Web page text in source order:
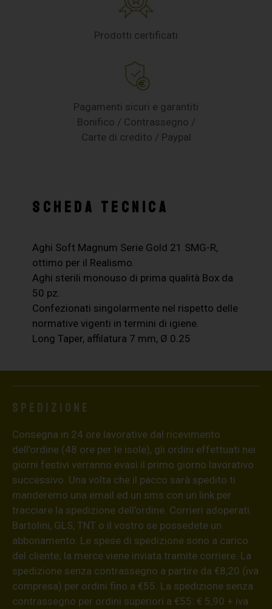
Prodotti certificati
Pagamenti sicuri e garantiti
Bonifico / Contrassegno /
Carte di credito / Paypal
SCHEDA TECNICA
Aghi Soft Magnum Serie Gold 21 SMG-R,
ottimo per il Realismo.
Aghi sterili monouso di prima qualità Box da
50 pz.
Confezionati singolarmente nel rispetto delle
normative vigenti in termini di igiene.
Long Taper, affilatura 7 mm, Ø 0.25
Spedizione
Consegna in 24 ore lavorative dal ricevimento
dell’ordine (48 ore per le isole), gli ordini effettuati nei
giorni festivi verranno evasi il primo giorno lavorativo
successivo. Una volta che il pacco sarà spedito ti
manderemo una email ed un sms con un link per
tracciare la spedizione dell’ordine. Corrieri adoperati:
Bartolini, GLS, TNT o il vostro se possedete un
abbonamento. Le spese di spedizione sono a carico
del cliente; la merce viene inviata tramite corriere. La
spedizione senza contrassegno a partire da €8,20 (iva
compresa) per ordini fino a €55. La spedizione senza
contrassegno per ordini superiori a €55: € 5,90 + iva